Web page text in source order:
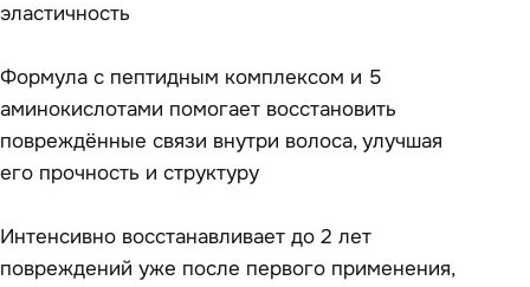
эластичность
Формула с пептидным комплексом и 5
аминокислотами помогает восстановить
повреждённые связи внутри волоса, улучшая
его прочность и структуру
Интенсивно восстанавливает до 2 лет
повреждений уже после первого применения,